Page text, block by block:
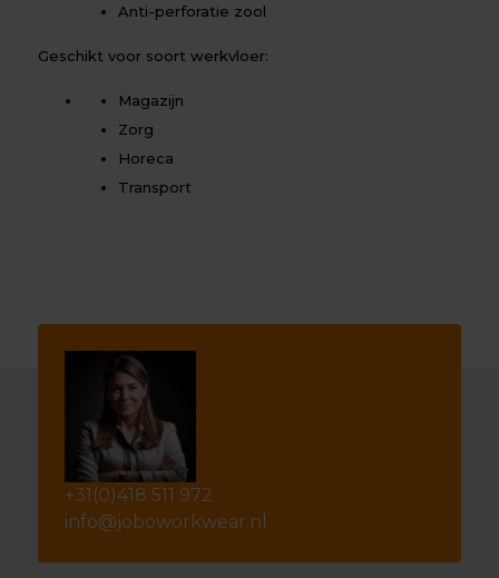
Anti-perforatie zool
Geschikt voor soort werkvloer:
Magazijn
Zorg
Horeca
Transport
+31(0)418 511 972
info@joboworkwear.nl